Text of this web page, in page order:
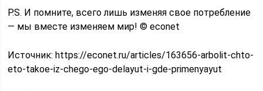
P.S. И помните, всего лишь изменяя свое потребление
— мы вместе изменяем мир! © econet
Источник:https://econet.ru/articles/163656-arbolit-chto-
eto-takoe-iz-chego-ego-delayut-i-gde-primenyayut